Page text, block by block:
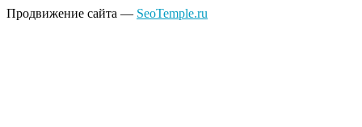
Продвижение сайта — SeoTemple.ru